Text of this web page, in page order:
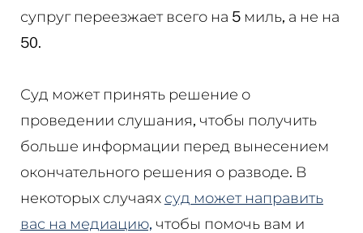
супруг переезжает всего на 5 миль, а не на
50.
Суд может принять решение о
проведении слушания, чтобы получить
больше информации перед вынесением
окончательного решения о разводе. В
некоторых случаях суд может направить
вас на медиацию, чтобы помочь вам и